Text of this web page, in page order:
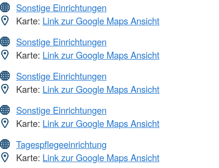
Sonstige Einrichtungen
Karte: Link zur Google Maps Ansicht
Sonstige Einrichtungen
Karte: Link zur Google Maps Ansicht
Sonstige Einrichtungen
Karte: Link zur Google Maps Ansicht
Sonstige Einrichtungen
Karte: Link zur Google Maps Ansicht
Tagespflegeeinrichtung
Karte: Link zur Google Maps Ansicht